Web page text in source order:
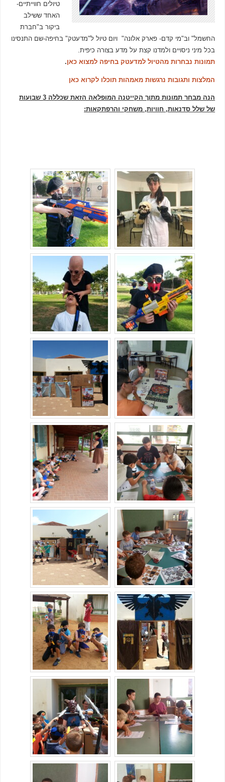
טיולים חווייתיים-
האחד ששילב
ביקור ב"חברת
החשמל" וב"מי קדם- פארק אלונה" ויום טיול ל"מדעטק" בחיפה-שם התנסינו
בכל מיני ניסויים ולמדנו קצת על מדע בצורה כיפית.
תמונות נבחרות מהטיול למדעטק בחיפה למצוא כאן.
המלצות ותגובות נרגשות מאמהות תוכלו לקרוא כאן
הנה מבחר תמונות מתוך הקייטנה המופלאה הזאת שכללה 3 שבועות
של שלל סדנאות, חוויות, משחקי והרפתקאות: